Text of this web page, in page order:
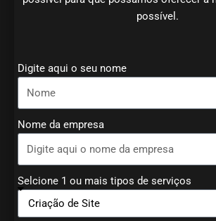
possível.
Digite aqui o seu nome
Nome da empresa
Selcione 1 ou mais tipos de serviços